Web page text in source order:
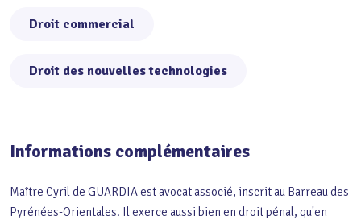
Droit commercial
Droit des nouvelles technologies
Informations complémentaires
Maître Cyril de GUARDIA est avocat associé, inscrit au Barreau des
Pyrénées-Orientales. Il exerce aussi bien en droit pénal, qu'en